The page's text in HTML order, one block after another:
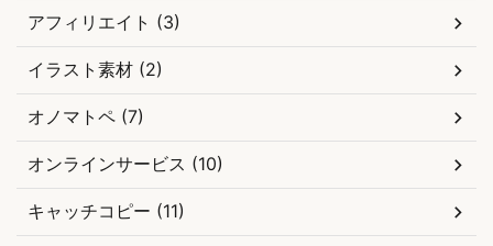
アフィリエイト (3)
イラスト素材 (2)
オノマトペ (7)
オンラインサービス (10)
キャッチコピー (11)